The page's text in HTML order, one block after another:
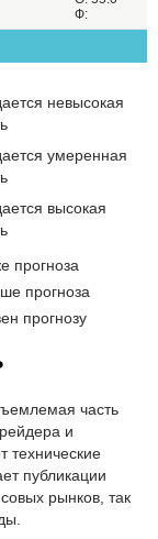
Ф:
невысокая
умеренная
высокая
прогноза
прогноза
прогнозу
часть
и
технические
публикации
рынков, так